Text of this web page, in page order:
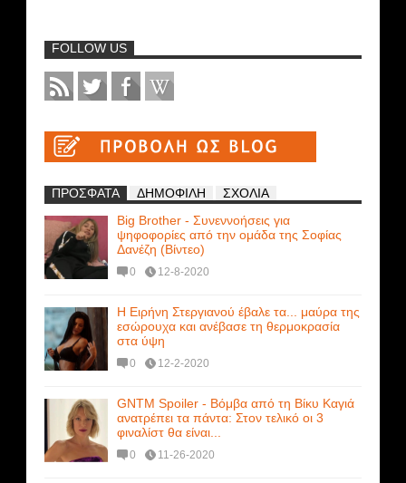
FOLLOW US
ΠΡΟΣΦΑΤΑ ΔΗΜΟΦΙΛΗ
ΣΧΟΛΙΑ
Big Brother - Συνεννοήσεις για
ψηφοφορίες από την ομάδα της Σοφίας
Δανέζη (Βίντεο)
0 12-8-2020
Η Ειρήνη Στεργιανού έβαλε τα... μαύρα της
εσώρουχα και ανέβασε τη θερμοκρασία
στα ύψη
0 12-2-2020
GNTM Spoiler - Βόμβα από τη Βίκυ Καγιά
ανατρέπει τα πάντα: Στον τελικό οι 3
φιναλίστ θα είναι...
0 11-26-2020